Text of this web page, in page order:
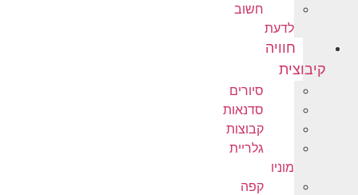
חשוב
לדעת
חוויה
קיבוצית
סיורים
סדנאות
קבוצות
גלריית
מוניו
קפה